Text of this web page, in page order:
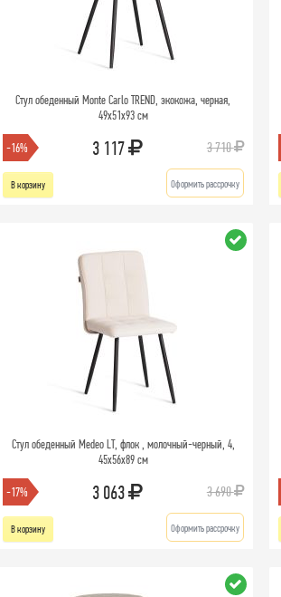
Стул обеденный Monte Carlo TREND, экокожа, черная,
49х51х93 см
-16% 3 117 3 710
В корзину Оформить рассрочку
Стул обеденный Medeo LT, флок , молочный-черный, 4,
45х56х89 см
-17% 3 063 3 690
В корзину Оформить рассрочку